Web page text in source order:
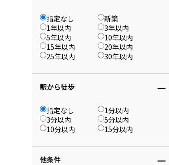
指定なし
新築
1年以内
3年以内
5年以内
10年以内
15年以内
20年以内
25年以内
30年以内
駅から徒歩
指定なし
1分以内
3分以内
5分以内
10分以内
15分以内
他条件